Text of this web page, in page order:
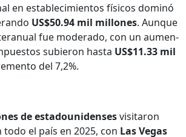
en establec­imien­tos físi­cos dom­inó
US$50.94 mil mil­lones. Aunque
fue mod­er­a­do, con un aumen­
subieron has­ta US$11.33 mil
del 7,2%.
de esta­dounidens­esvis­i­taron
todo el país en 2025, con Las Vegas